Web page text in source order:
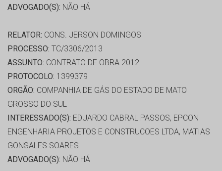
ADVOGADO(S): NÃO HÁ
RELATOR: CONS. JERSON DOMINGOS
PROCESSO: TC/3306/2013
ASSUNTO: CONTRATO DE OBRA 2012
PROTOCOLO: 1399379
ORGÃO: COMPANHIA DE GÁS DO ESTADO DE MATO
GROSSO DO SUL
INTERESSADO(S): EDUARDO CABRAL PASSOS, EPCON
ENGENHARIA PROJETOS E CONSTRUCOES LTDA, MATIAS
GONSALES SOARES
ADVOGADO(S): NÃO HÁ